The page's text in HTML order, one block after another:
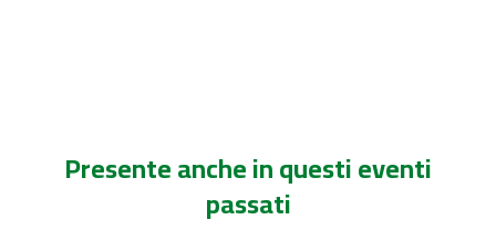
Presente anche in questi eventi
passati